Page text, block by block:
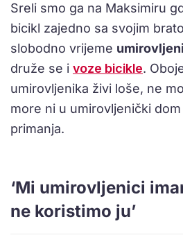
Sreli smo ga na Maksimiru
bicikl zajedno sa svojim
slobodno vrijeme
druže se i voze bicikle.
umirovljenika živi loše, ne
more ni u umirovljenički
primanja.
‘Mi umirovljenici
ne koristimo ju’